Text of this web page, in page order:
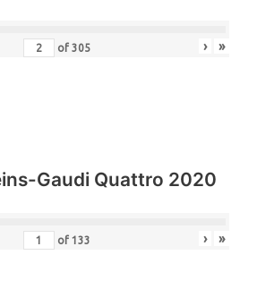
of 305 › »
Gaudi Quattro 2020
of 133 › »